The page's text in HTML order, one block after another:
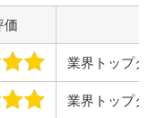
価
業界トップ
業界トップ